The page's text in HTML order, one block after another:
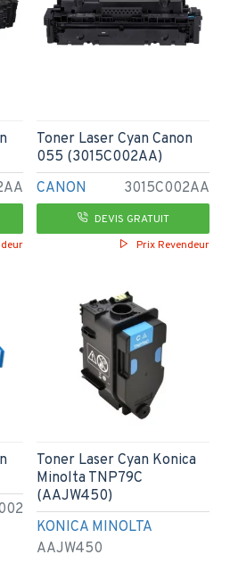
CANON 3015C002AA
Toner Laser Cyan Canon
055 (3015C002AA)
DEVIS GRATUIT
Prix Revendeur
KONICA MINOLTA
AAJW450
Toner Laser Cyan Konica
Minolta TNP79C
(AAJW450)